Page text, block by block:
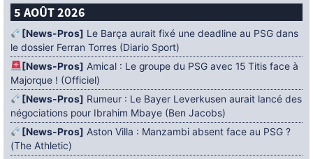
5 AOÛT 2026
[News-Pros] Le Barça aurait fixé une deadline au PSG dans
le dossier Ferran Torres (Diario Sport)
[News-Pros] Amical : Le groupe du PSG avec 15 Titis face à
Majorque ! (Officiel)
[News-Pros] Rumeur : Le Bayer Leverkusen aurait lancé des
négociations pour Ibrahim Mbaye (Ben Jacobs)
[News-Pros] Aston Villa : Manzambi absent face au PSG ?
(The Athletic)